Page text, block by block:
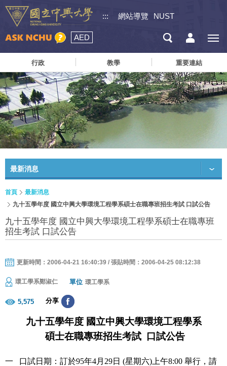
::: 網站導覽 NUST
AED
行政 教學 重要連結
最新消息
首頁
最新消息
九十五學年度 國立中興大學環境工程學系碩士在職專班招生考試 口試公告
九十五學年度 國立中興大學環境工程學系碩士在職專班
招生考試 口試公告
更新時間：2006-04-21 16:40:39 / 張貼時間：2006-04-25 08:12:38
環工學系鄭淑仁 單位 環工學系
5,575 分享
九十五學年度 國立中興大學環境工程學系
碩士在職專班招生考試 口試公告
一 口試日期：訂於95年4月 29日 (星期六) 上午8:00 舉行，請